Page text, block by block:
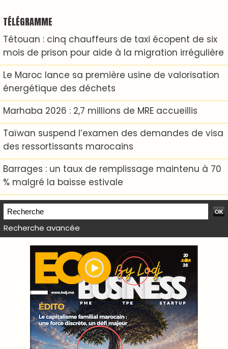
TÉLÉGRAMME
Tétouan : cinq chauffeurs de taxi écopent de six
mois de prison pour aide à la migration irrégulière
Le Maroc lance sa première usine de valorisation
énergétique des déchets
Marhaba 2026 : 2,7 millions de MRE accueillis
Taïwan suspend l’examen des demandes de visa
des ressortissants marocains
Barrages : un taux de remplissage maintenu à 70
% malgré la baisse estivale
Recherche avancée
WEB TV LODJ24 : Youtube, kick et twitch
Plein écran